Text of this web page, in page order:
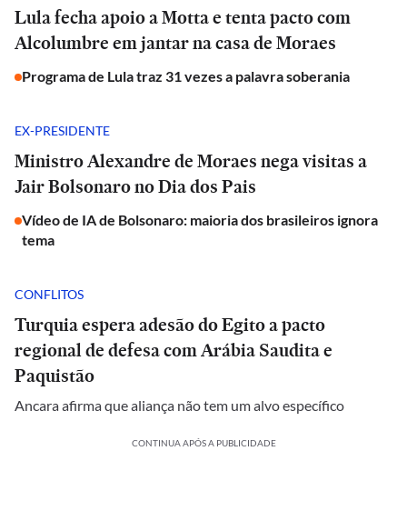
Lula fecha apoio a Motta e tenta pacto com
Alcolumbre em jantar na casa de Moraes
Programa de Lula traz 31 vezes a palavra soberania
EX-PRESIDENTE
Ministro Alexandre de Moraes nega visitas a
Jair Bolsonaro no Dia dos Pais
Vídeo de IA de Bolsonaro: maioria dos brasileiros ignora
tema
CONFLITOS
Turquia espera adesão do Egito a pacto
regional de defesa com Arábia Saudita e
Paquistão
Ancara afirma que aliança não tem um alvo específico
CONTINUA APÓS A PUBLICIDADE